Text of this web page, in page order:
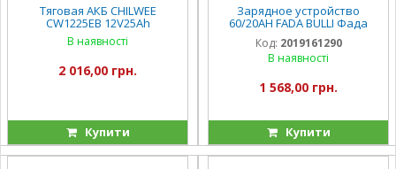
Тяговая АКБ CHILWEE
CW1225EB 12V25Ah
В наявності
2 016,00 грн.
Купити
Зарядное устройство
60/20AH FADA BULLI Фада
Булли фада Олди
Код: 2019161290
В наявності
1 568,00 грн.
Купити